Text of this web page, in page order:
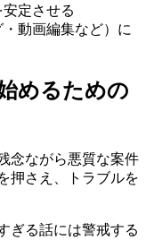
定させる
動画編集など）に
めるための
念ながら悪質な案件
押さえ、トラブルを
ぎる話には警戒する